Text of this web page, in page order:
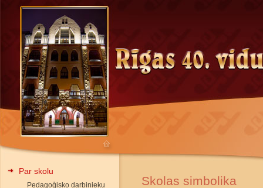
Par skolu
Pedagoģisko darbinieku
Skolas simbolika